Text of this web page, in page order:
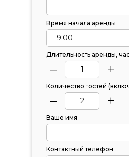
Время начала аренды
Длительность аренды,
– +
Количество гостей
– +
Ваше имя
Контактный телефон